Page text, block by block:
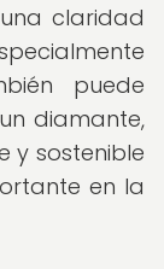
claridad
puede
diamante,
y sostenible
en la